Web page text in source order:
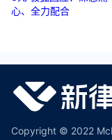
Copyright © 2022